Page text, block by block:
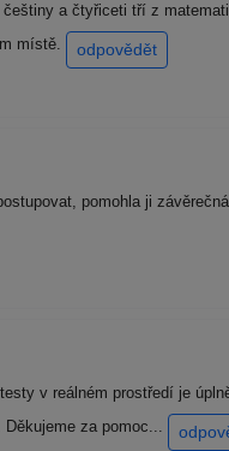
a čtyřiceti tří z
místě.
odpovědět
pomohla ji
v reálném prostředí je
za pomoc...